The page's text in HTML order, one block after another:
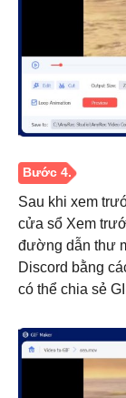
Bước 3.
Sau khi xem
cửa sổ Xem
đường dẫn thư
Discord bằng
có thể chia sẻ